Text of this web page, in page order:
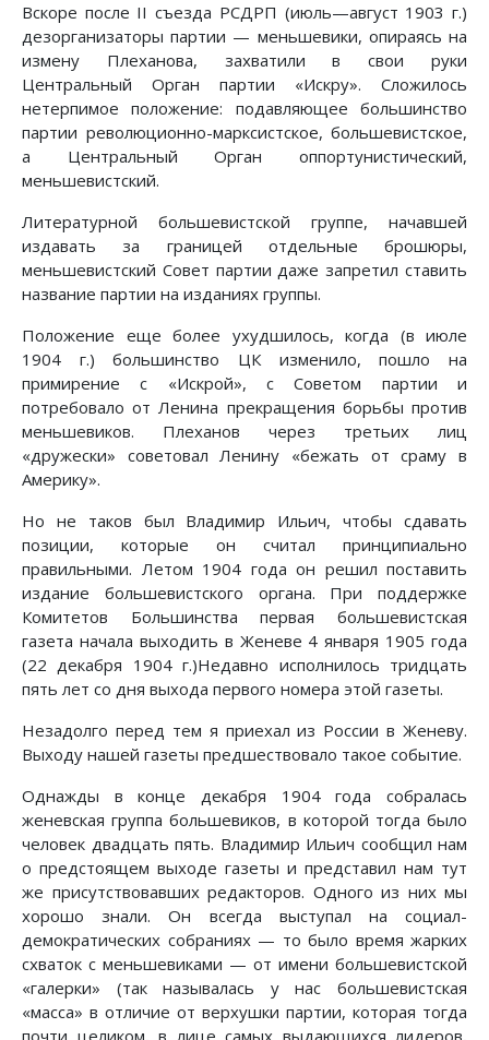
Вскоре после II съезда РСДРП (июль—август 1903 г.)
дезорганизаторы партии — меньшевики, опираясь на
измену Плеханова, захватили в свои руки
Центральный Орган партии «Искру». Сложилось
нетерпимое положение: подавляющее большинство
партии революционно-марксистское, большевистское,
а Центральный Орган оппортунистический,
меньшевистский.
Литературной большевистской группе, начавшей
издавать за границей отдельные брошюры,
меньшевистский Совет партии даже запретил ставить
название партии на изданиях группы.
Положение еще более ухудшилось, когда (в июле
1904 г.) большинство ЦК изменило, пошло на
примирение с «Искрой», с Советом партии и
потребовало от Ленина прекращения борьбы против
меньшевиков. Плеханов через третьих лиц
«дружески» советовал Ленину «бежать от сраму в
Америку».
Но не таков был Владимир Ильич, чтобы сдавать
позиции, которые он считал принципиально
правильными. Летом 1904 года он решил поставить
издание большевистского органа. При поддержке
Комитетов Большинства первая большевистская
газета начала выходить в Женеве 4 января 1905 года
(22 декабря 1904 г.)Недавно исполнилось тридцать
пять лет со дня выхода первого номера этой газеты.
Незадолго перед тем я приехал из России в Женеву.
Выходу нашей газеты предшествовало такое событие.
Однажды в конце декабря 1904 года собралась
женевская группа большевиков, в которой тогда было
человек двадцать пять. Владимир Ильич сообщил нам
о предстоящем выходе газеты и представил нам тут
же присутствовавших редакторов. Одного из них мы
хорошо знали. Он всегда выступал на социал-
демократических собраниях — то было время жарких
схваток с меньшевиками — от имени большевистской
«галерки» (так называлась у нас большевистская
«масса» в отличие от верхушки партии, которая тогда